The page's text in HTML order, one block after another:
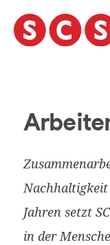
Projekte
Branchen
Solutions
Arbeiten@SCS
Jobs
Events
Nachhaltigkeit
Jahren setzt
in der